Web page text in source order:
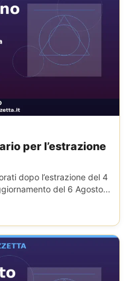
per l’estrazione
dopo l’estrazione del 4
del 6 Agosto...